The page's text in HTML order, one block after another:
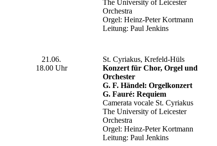
The University of Leicester
Orchestra
Orgel: Heinz-Peter Kortmann
Leitung: Paul Jenkins
21.06.
18.00 Uhr
St. Cyriakus, Krefeld-Hüls
Konzert für Chor, Orgel und
Orchester
G. F. Händel: Orgelkonzert
G. Fauré: Requiem
Camerata vocale St. Cyriakus
The University of Leicester
Orchestra
Orgel: Heinz-Peter Kortmann
Leitung: Paul Jenkins